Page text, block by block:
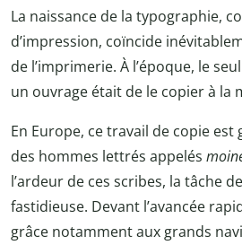
La naissance de la typographie,
d’impression, coïncide
de l’imprimerie. À l’époque, le
un ouvrage était de le copier à la
En Europe, ce travail de copie
des hommes lettrés appelés
l’ardeur de ces scribes, la tâche
fastidieuse. Devant l’avancée
grâce notamment aux grands